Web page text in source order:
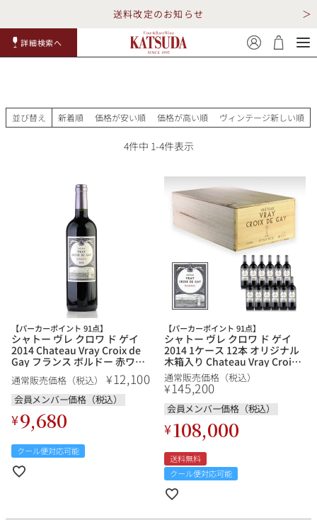
送料改定のお知らせ
詳細検索へ
詳細検索する
キャンペーン 勝田商店について
ショッピングガイド ギフトラッピング
銘柄から探す
生産地から探す
ブルゴーニュ
種類で探す
並び替え 新着順 価格が安い順 価格が高い順 ヴィンテージ新しい順
4件中 1-4件表示
【パーカーポイント 91点】
シャトー ヴレ クロワ ド ゲイ
2014 Chateau Vray Croix de
Gay フランス ボルドー 赤ワイ
ン
通常販売価格（税込） ¥12,100
会員メンバー価格（税込）
¥9,680
クール便対応可能
【パーカーポイント 91点】
シャトー ヴレ クロワ ド ゲイ
2014 1ケース 12本 オリジナル
木箱入り Chateau Vray Croix
de Gay フランス ボルドー 赤ワ
イン
通常販売価格（税込）
¥145,200
会員メンバー価格（税込）
¥108,000
送料無料
クール便対応可能